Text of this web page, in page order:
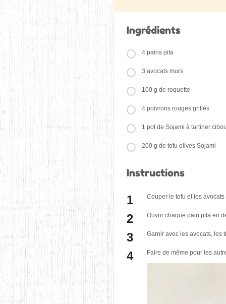
Ingrédients
4 pains pita
3 avocats murs
100 g de roquette
4 poivrons rouges grillés
1 pot de Sojami à tartiner
200 g de tofu olives Sojami
Instructions
Couper le tofu et les
Ouvrir chaque pain pita en
Garnir avec les avocats, les
Faire de même pour les